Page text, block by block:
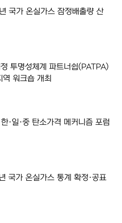
국가 온실가스 잠정배출량 산
투명성체계 파트너쉽(PATPA)
역 워크숍 개최
·일·중 탄소가격 메커니즘 포럼
국가 온실가스 통계 확정·공표